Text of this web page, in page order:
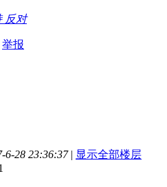
反对
举报
6-28 23:36:37 | 显示全部楼层